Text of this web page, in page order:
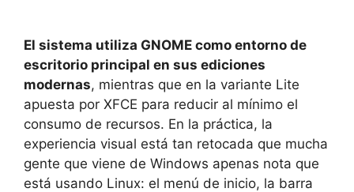
El sistema utiliza GNOME como entorno de
escritorio principal en sus ediciones
modernas, mientras que en la variante Lite
apuesta por XFCE para reducir al mínimo el
consumo de recursos. En la práctica, la
experiencia visual está tan retocada que mucha
gente que viene de Windows apenas nota que
está usando Linux: el menú de inicio, la barra